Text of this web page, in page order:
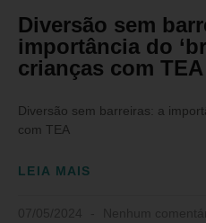
Diversão sem
importância do
crianças com TEA
Diversão sem barreiras: a
com TEA
LEIA MAIS